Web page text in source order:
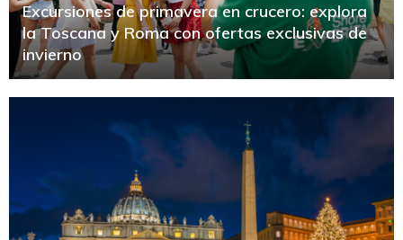
Excursiones de primavera en crucero: explora
la Toscana y Roma con ofertas exclusivas de
invierno